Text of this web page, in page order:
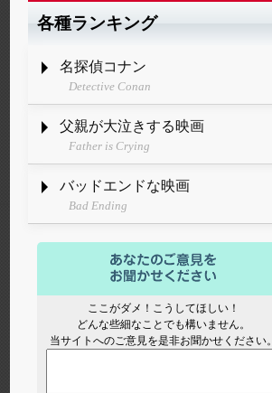
各種ランキング
名探偵コナン
Detective Conan
父親が大泣きする映画
Father is Crying
バッドエンドな映画
Bad Ending
ここがダメ！こうしてほしい！
どんな些細なことでも構いません。
当サイトへのご意見を是非お聞かせください。